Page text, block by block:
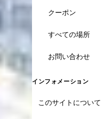
クーポン
すべての場所
お問い合わせ
インフォメーション
このサイトについて